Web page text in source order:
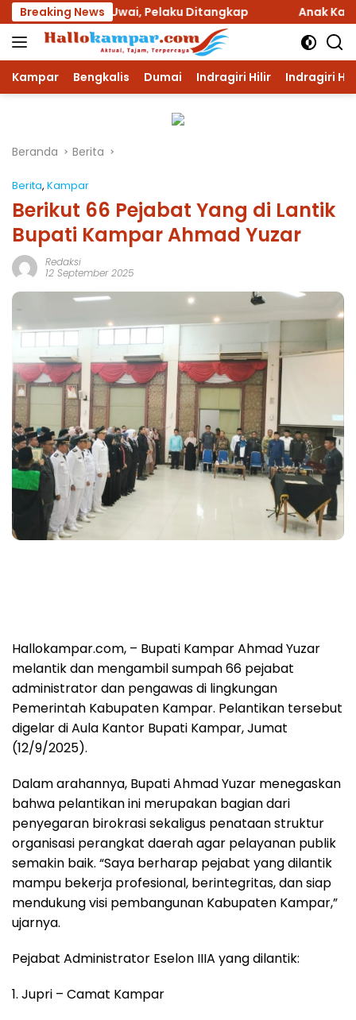
Langsung
ke
konten
Breaking News
Uwai, Pelaku Ditangkap Anak Kandung
Kampar Bengkalis Dumai Indragiri Hilir Indragiri
Beranda Berita
Berita, Kampar
Berikut 66 Pejabat Yang di Lantik
Bupati Kampar Ahmad Yuzar
Redaksi
12 September 2025
Hallokampar.com, – Bupati Kampar Ahmad Yuzar
melantik dan mengambil sumpah 66 pejabat
administrator dan pengawas di lingkungan
Pemerintah Kabupaten Kampar. Pelantikan tersebut
digelar di Aula Kantor Bupati Kampar, Jumat
(12/9/2025).
Dalam arahannya, Bupati Ahmad Yuzar menegaskan
bahwa pelantikan ini merupakan bagian dari
penyegaran birokrasi sekaligus penataan struktur
organisasi perangkat daerah agar pelayanan publik
semakin baik. “Saya berharap pejabat yang dilantik
mampu bekerja profesional, berintegritas, dan siap
mendukung visi pembangunan Kabupaten Kampar,”
ujarnya.
Pejabat Administrator Eselon IIIA yang dilantik:
1. Jupri – Camat Kampar